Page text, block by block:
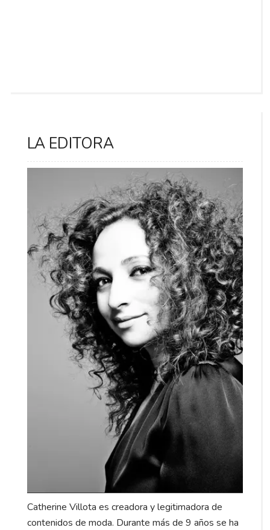
LA EDITORA
Catherine Villota es creadora y legitimadora de
contenidos de moda. Durante más de 9 años se ha